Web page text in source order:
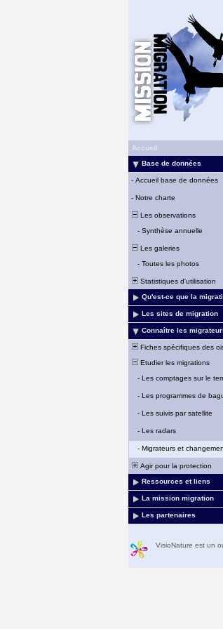
Accueil
Base de données
- Accueil base de données
- Notre charte
Les observations
- Synthèse annuelle
Les galeries
- Toutes les photos
Statistiques d'utilisation
Qu'est-ce que la
Les sites de migration
Connaître les
Fiches spécifiques des
Etudier les migrations
- Les comptages sur le
- Les programmes de
- Les suivis par satellite
- Les radars
- Migrateurs et
Agir pour la protection
Ressources et liens
La mission migration
Les partenaires
VisioNature est un